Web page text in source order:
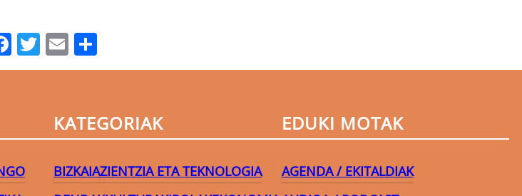
Facebook
Twitter
Email
KATEGORIAK
BIZKAIAZIENTZIA ETA TEKNOLOGIA
EDUKI MOTAK
AGENDA / EKITALDIAK